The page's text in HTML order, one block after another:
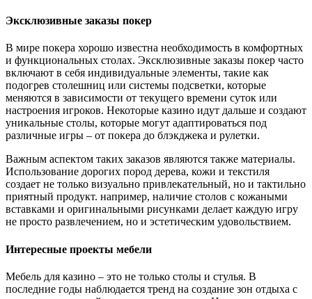
Эксклюзивные заказы покер
В мире покера хорошо известна необходимость в комфортных
и функциональных столах. Эксклюзивные заказы покер часто
включают в себя индивидуальные элементы, такие как
подогрев столешниц или системы подсветки, которые
меняются в зависимости от текущего времени суток или
настроения игроков. Некоторые казино идут дальше и создают
уникальные столы, которые могут адаптироваться под
различные игры – от покера до блэкджека и рулетки.
Важным аспектом таких заказов являются также материалы.
Использование дорогих пород дерева, кожи и текстиля
создает не только визуально привлекательный, но и тактильно
приятный продукт. например, наличие столов с кожаными
вставками и оригинальными рисунками делает каждую игру
не просто развлечением, но и эстетическим удовольствием.
Интересные проекты мебели
Мебель для казино – это не только столы и стулья. В
последние годы наблюдается тренд на создание зон отдыха с